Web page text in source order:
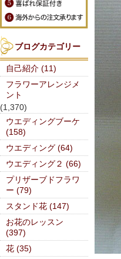
ブログカテゴリー
自己紹介 (11)
フラワーアレンジメ
ント
(1,370)
ウエディングブーケ
(158)
ウエディング (64)
ウエディング２ (66)
プリザーブドフラワ
ー (79)
スタンド花 (147)
お花のレッスン
(397)
花 (35)